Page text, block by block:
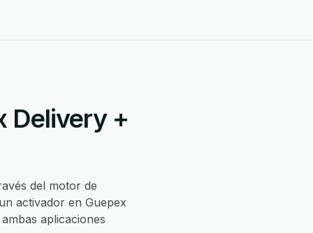
Delivery +
del motor de
activador en Guepex
aplicaciones